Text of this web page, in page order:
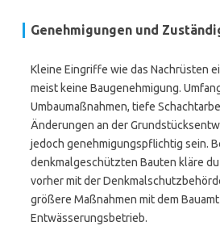
Genehmigungen und
Kleine Eingriffe wie das Nachrüsten
meist keine Baugenehmigung.
Umbaumaßnahmen, tiefe
Änderungen an der
jedoch genehmigungspflichtig sein.
denkmalgeschützten Bauten kläre
vorher mit der
größere Maßnahmen mit dem
Entwässerungsbetrieb.